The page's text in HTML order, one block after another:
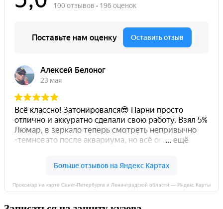
Проксикар на карте Санкт-Петербурга и Ленинградской области — Яндекс Карты